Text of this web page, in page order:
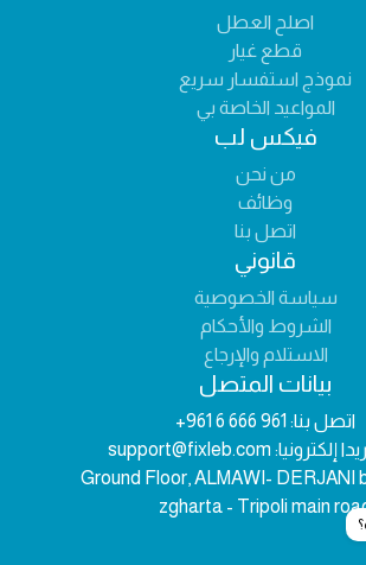
اصلح العطل
قطع غيار
نموذج استفسار سريع
المواعيد الخاصة بي
فيكس لب
من نحن
وظائف
اتصل بنا
قانوني
سياسة الخصوصية
الشروط والأحكام
الاستلام والإرجاع
بيانات المتصل
اتصل بنا: +961 6 666 961
إلكترونيا: support@fixleb.com
Ground Floor, ALMAWI- DERJANI
zgharta - Tripoli main